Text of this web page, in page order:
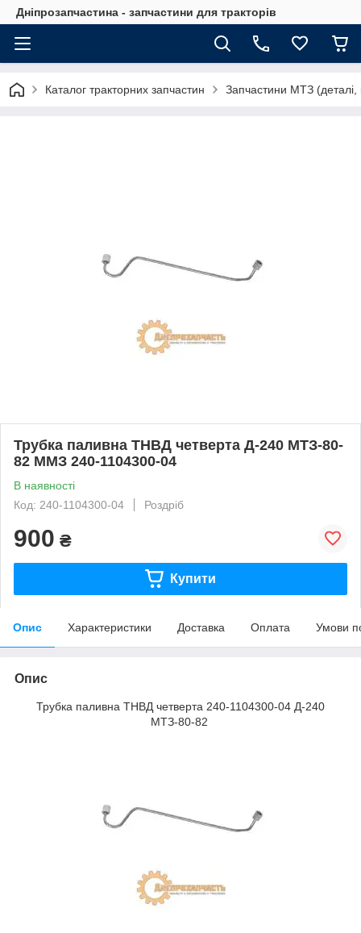
Дніпрозапчастина - запчастини для тракторів
Каталог тракторних запчастин Запчастини МТЗ (деталі,
Трубка паливна ТНВД четверта Д-240 МТЗ-80-
82 ММЗ 240-1104300-04
В наявності
Код: 240-1104300-04
Роздріб
900 ₴
Купити
Опис Характеристики Доставка Оплата Умови
Опис
Трубка паливна ТНВД четверта 240-1104300-04 Д-240
МТЗ-80-82